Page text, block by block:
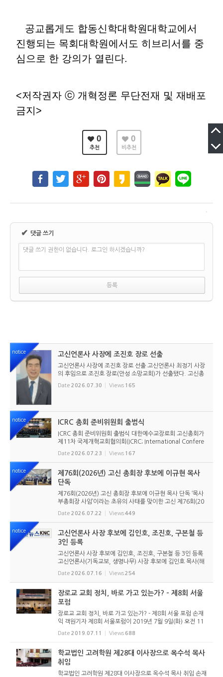
공교롭게도 합동신학대학원대학교에서
진행되는 목회대학원에서도 히브리서를 중
심으로 한 강의가 열린다.
<저작권자 ⓒ 개혁정론 무단전재 및 재배포
금지>
0
추천
0
비추천
✔ 댓글 쓰기
댓글 쓰기 권한이 없습니다. 로그인 하시겠습니까?
notice 고신언론사 사장에 조진호 장로 선출
고신언론사 사장에 조진호 장로 선출 고신언론사 최정기 사장
의 후임으로 조진호 장로(안성 소망교회)가 선출됐다. 고신총
회 유지재단 이사회는 2026년 7월 30일(목) 오전 11시 고신
총회회관 3층에서 임시이사회를 열고, 조진호 장로를 차기 사
Date 2026.07.30 Views 165
notice ICRC 총회 준비위원회 출범식
ICRC 총회 준비위원회 출범식 대한예수교장로회 고신총회가
제11차 국제개혁교회협의회(ICRC; International Confere
nce of Reformed Churches) 총회를 앞두고 본격적인 준비
에 들어갔다. 2026년 7월 20일 서울 남서울교회에서 ‘ICRC
Date 2026.07.23 Views 167
notice
제76회(2026년) 고신 총회장 후보에 이규현 목사
단독
제76회(2026년) 고신 총회장 후보에 이규현 목사 단독 ‘목사
부총회장 사임’이라는 초유의 사태를 맞이한 고신 제76회(20
26년) 총회장 후보에 이규현 목사(인천노회) 단독으로 입후보
했다. 6월 9일 경남마산노회의 추천을 받아 입후보했던 강영
Date 2026.07.22 Views449
notice
고신언론사 사장 후보에 김인호, 조진호, 구본철 등
3인 등록
고신언론사 사장 후보에 김인호, 조진호, 구본철 등 3인 등록
고신언론사(기독교보, 생명나무) 사장 후보에 김인호 목사(해
오름교회), 조진호 장로(소망교회), 구본철 장로(남서울교회)
가 등록했다. 당초 김희종 목사(유호교회)도 거론되었으나 최
Date 2026.07.16 Views254
장로교 교회 정치, 바로 가고 있는가? - 제8회 서울
포럼
장로교 교회 정치, 바로 가고 있는가? - 제8회 서울 포럼 손재
익 객원기자 제8회 서울포럼이 2019년 7월 9일(화) 오전 11
시 30분 김포 꿈꾸는 교회당(김기주 목사)에서 “장로교 교회
정치, 바로 가고 있는가?”라는 주제로 열렸다. 참석자들이
Date 2019.07.11 Views 688
학교법인 고려학원 제28대 이사장으로 옥수석 목사
취임
학교법인 고려학원 제28대 이사장으로 옥수석 목사 취임 손재